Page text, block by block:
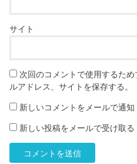
サイト
次回のコメントで使用するた
ルアドレス、サイトを保存する。
新しいコメントをメールで通知
新しい投稿をメールで受け取る